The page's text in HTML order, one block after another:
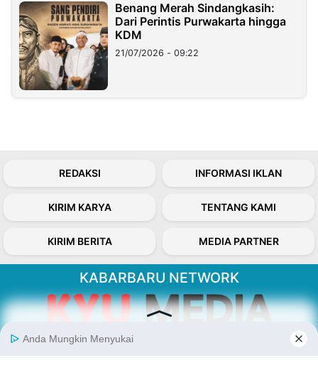
Benang Merah Sindangkasih:
Dari Perintis Purwakarta hingga
KDM
21/07/2026 - 09:22
REDAKSI INFORMASI IKLAN
KIRIM KARYA TENTANG KAMI
KIRIM BERITA MEDIA PARTNER
KABARBARU NETWORK